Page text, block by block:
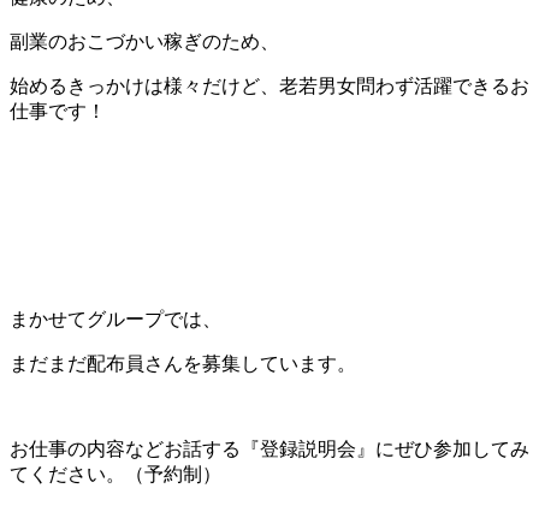
副業のおこづかい稼ぎのため、
始めるきっかけは様々だけど、老若男女問わず活躍できるお
仕事です！
まかせてグループでは、
まだまだ配布員さんを募集しています。
お仕事の内容などお話する『登録説明会』にぜひ参加してみ
てください。（予約制）